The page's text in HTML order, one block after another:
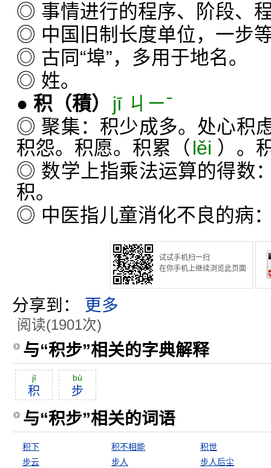
◎ 事情进行的程序、阶段、
◎ 中国旧制长度单位，一步
◎ 古同“埠”，多用于地名。
◎ 姓。
● 积 （積）
jī ㄐㄧˉ
◎ 聚集：积少成多。处心积
积怨。积愿。积累（ lěi ）。
◎ 数学上指乘法运算的得数
积。
◎ 中医指儿童消化不良的病
试试手机扫一扫
在你手机上继续浏览此页面
分享到： 更多
阅读(1901次)
与“积步”相关的字典解释
jī
积
bù
步
与“积步”相关的词语
积下 积不相能
积世
步云
步人 步人后尘